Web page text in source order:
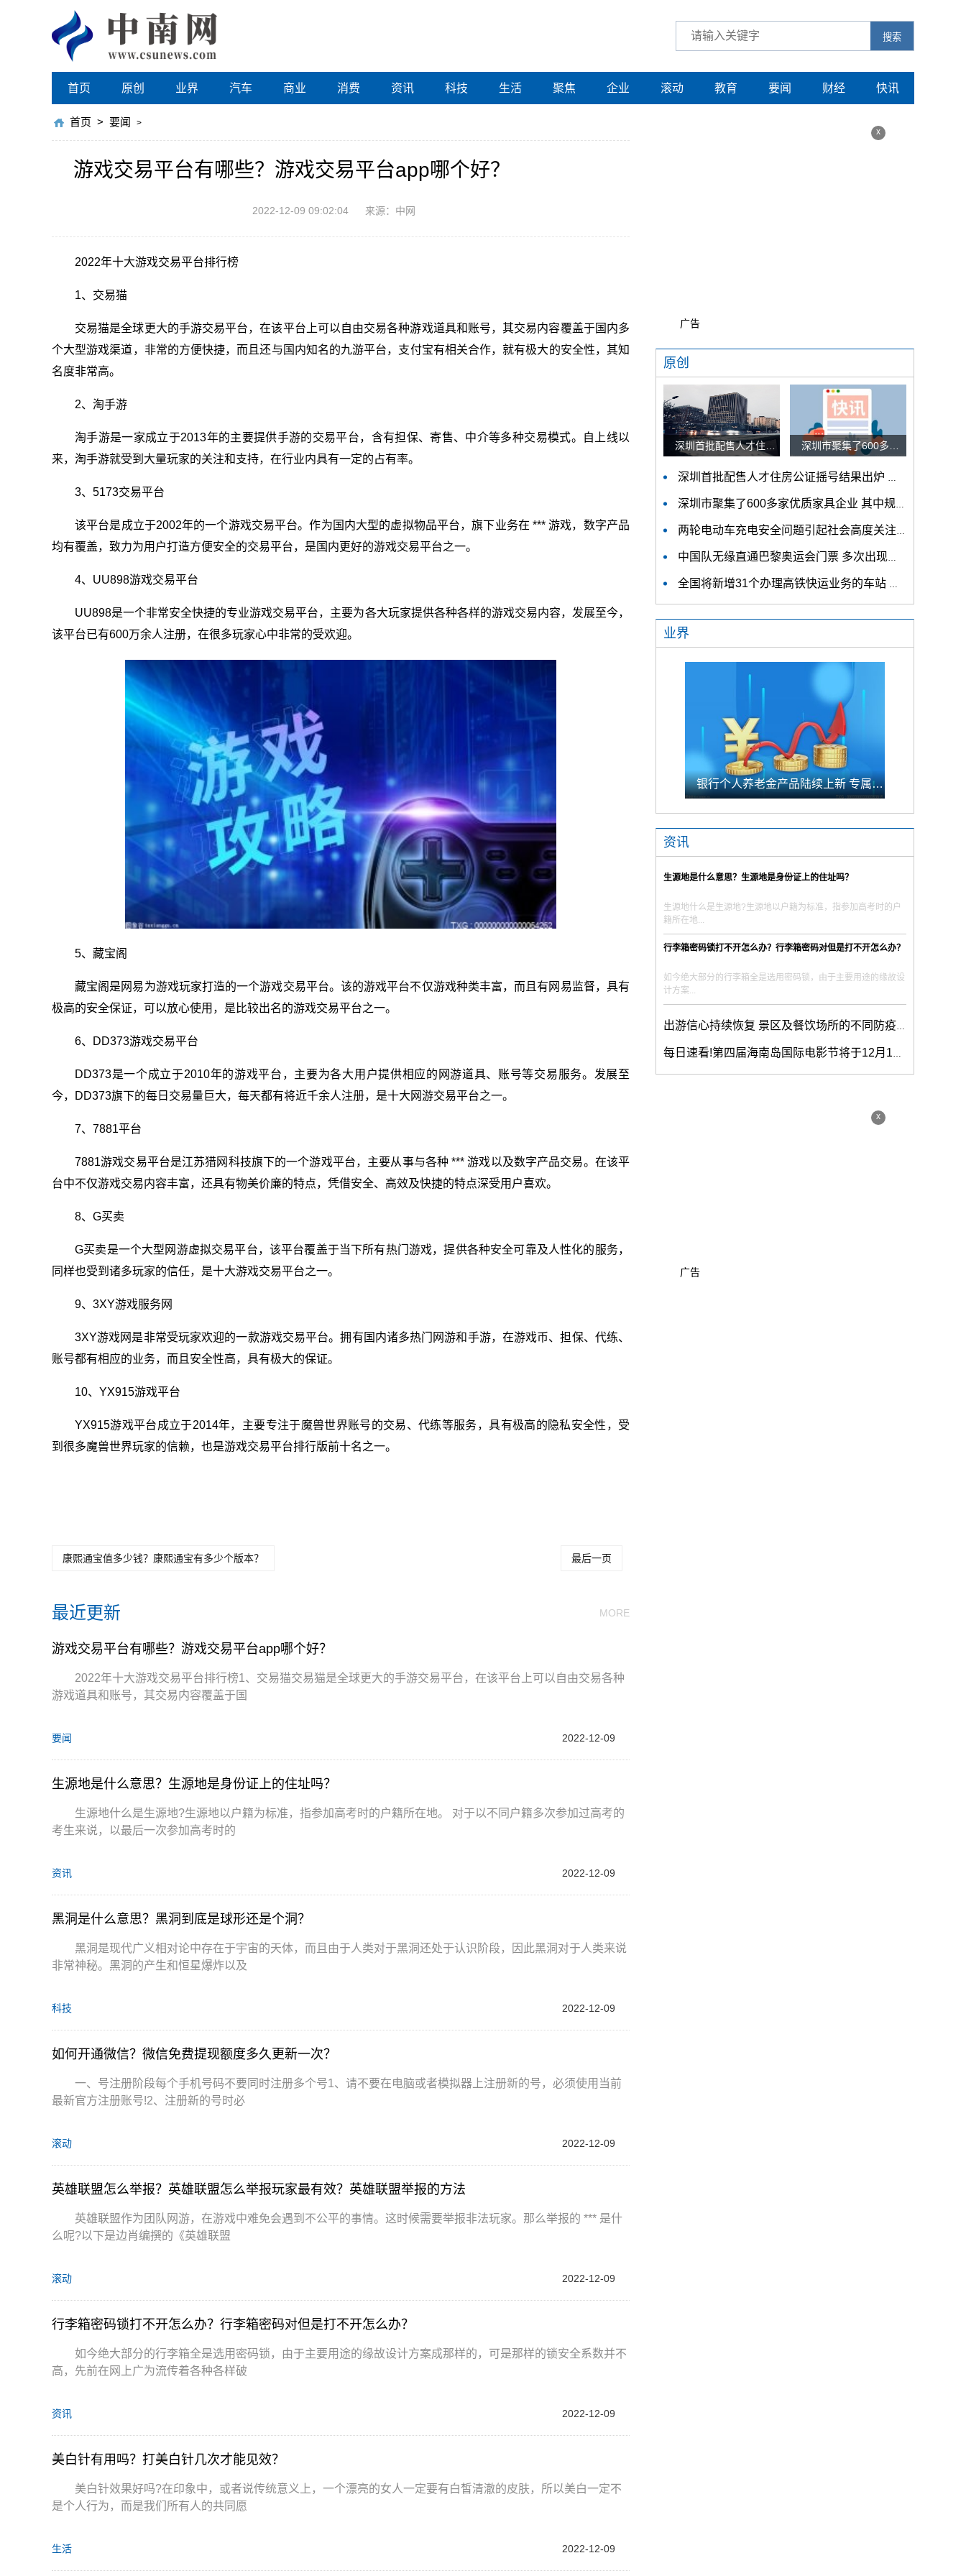
搜索
首页 原创 业界 汽车 商业 消费 资讯 科技 生活 聚焦 企业 滚动 教育 要闻 财经 快讯
首页 > 要闻 >
游戏交易平台有哪些？游戏交易平台app哪个好？
2022-12-09 09:02:04 来源：中网
2022年十大游戏交易平台排行榜
1、交易猫
交易猫是全球更大的手游交易平台，在该平台上可以自由交易各种游戏道具和账号，其交易内容覆盖于国内多
个大型游戏渠道，非常的方便快捷，而且还与国内知名的九游平台，支付宝有相关合作，就有极大的安全性，其知
名度非常高。
2、淘手游
淘手游是一家成立于2013年的主要提供手游的交易平台，含有担保、寄售、中介等多种交易模式。自上线以
来，淘手游就受到大量玩家的关注和支持，在行业内具有一定的占有率。
3、5173交易平台
该平台是成立于2002年的一个游戏交易平台。作为国内大型的虚拟物品平台，旗下业务在 *** 游戏，数字产品
均有覆盖，致力为用户打造方便安全的交易平台，是国内更好的游戏交易平台之一。
4、UU898游戏交易平台
UU898是一个非常安全快捷的专业游戏交易平台，主要为各大玩家提供各种各样的游戏交易内容，发展至今，
该平台已有600万余人注册，在很多玩家心中非常的受欢迎。
5、藏宝阁
藏宝阁是网易为游戏玩家打造的一个游戏交易平台。该的游戏平台不仅游戏种类丰富，而且有网易监督，具有
极高的安全保证，可以放心使用，是比较出名的游戏交易平台之一。
6、DD373游戏交易平台
DD373是一个成立于2010年的游戏平台，主要为各大用户提供相应的网游道具、账号等交易服务。发展至
今，DD373旗下的每日交易量巨大，每天都有将近千余人注册，是十大网游交易平台之一。
7、7881平台
7881游戏交易平台是江苏猎网科技旗下的一个游戏平台，主要从事与各种 *** 游戏以及数字产品交易。在该平
台中不仅游戏交易内容丰富，还具有物美价廉的特点，凭借安全、高效及快捷的特点深受用户喜欢。
8、G买卖
G买卖是一个大型网游虚拟交易平台，该平台覆盖于当下所有热门游戏，提供各种安全可靠及人性化的服务，
同样也受到诸多玩家的信任，是十大游戏交易平台之一。
9、3XY游戏服务网
3XY游戏网是非常受玩家欢迎的一款游戏交易平台。拥有国内诸多热门网游和手游，在游戏币、担保、代练、
账号都有相应的业务，而且安全性高，具有极大的保证。
10、YX915游戏平台
YX915游戏平台成立于2014年，主要专注于魔兽世界账号的交易、代练等服务，具有极高的隐私安全性，受
到很多魔兽世界玩家的信赖，也是游戏交易平台排行版前十名之一。
康熙通宝值多少钱？康熙通宝有多少个版本？ 最后一页
最近更新 MORE
游戏交易平台有哪些？游戏交易平台app哪个好？
2022年十大游戏交易平台排行榜1、交易猫交易猫是全球更大的手游交易平台，在该平台上可以自由交易各种
游戏道具和账号，其交易内容覆盖于国
要闻 2022-12-09
生源地是什么意思？生源地是身份证上的住址吗？
生源地什么是生源地?生源地以户籍为标准，指参加高考时的户籍所在地。 对于以不同户籍多次参加过高考的
考生来说，以最后一次参加高考时的
资讯 2022-12-09
黑洞是什么意思？黑洞到底是球形还是个洞？
黑洞是现代广义相对论中存在于宇宙的天体，而且由于人类对于黑洞还处于认识阶段，因此黑洞对于人类来说
非常神秘。黑洞的产生和恒星爆炸以及
科技 2022-12-09
如何开通微信？微信免费提现额度多久更新一次？
一、号注册阶段每个手机号码不要同时注册多个号1、请不要在电脑或者模拟器上注册新的号，必须使用当前
最新官方注册账号!2、注册新的号时必
滚动 2022-12-09
英雄联盟怎么举报？英雄联盟怎么举报玩家最有效？英雄联盟举报的方法
英雄联盟作为团队网游，在游戏中难免会遇到不公平的事情。这时候需要举报非法玩家。那么举报的 *** 是什
么呢?以下是边肖编撰的《英雄联盟
滚动 2022-12-09
行李箱密码锁打不开怎么办？行李箱密码对但是打不开怎么办？
如今绝大部分的行李箱全是选用密码锁，由于主要用途的缘故设计方案成那样的，可是那样的锁安全系数并不
高，先前在网上广为流传着各种各样破
资讯 2022-12-09
美白针有用吗？打美白针几次才能见效？
美白针效果好吗?在印象中，或者说传统意义上，一个漂亮的女人一定要有白皙清澈的皮肤，所以美白一定不
是个人行为，而是我们所有人的共同愿
生活 2022-12-09
x
广告
原创
深圳首批配售人才住房公证摇号结果出炉 认购家庭将于12月9日起选房
深圳市聚集了600多家优质家具企业 其中规模以上企业占比90%
两轮电动车充电安全问题引起社会高度关注 多措并举强化充电安全监管
中国队无缘直通巴黎奥运会门票 多次出现失误平衡木唐茜靖、罗蕊掉木
全国将新增31个办理高铁快运业务的车站 高铁快运车站将达280个
业界
银行个人养老金产品陆续上新 专属储蓄期限偏1年至5年的中长期
资讯
生源地是什么意思？生源地是身份证上的住址吗？
生源地什么是生源地?生源地以户籍为标准，指参加高考时的户
籍所在地...
行李箱密码锁打不开怎么办？行李箱密码对但是打不开怎么办？
如今绝大部分的行李箱全是选用密码锁，由于主要用途的缘故设
计方案...
出游信心持续恢复 景区及餐饮场所的不同防疫要求需留意
每日速看!第四届海南岛国际电影节将于12月18日举办
x
广告